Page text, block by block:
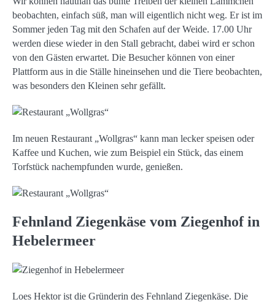
beobachten, einfach süß, man will eigentlich nicht weg. Er ist im
Sommer jeden Tag mit den Schafen auf der Weide. 17.00 Uhr
werden diese wieder in den Stall gebracht, dabei wird er schon
von den Gästen erwartet. Die Besucher können von einer
Plattform aus in die Ställe hineinsehen und die Tiere beobachten,
was besonders den Kleinen sehr gefällt.
Im neuen Restaurant „Wollgras“ kann man lecker speisen oder
Kaffee und Kuchen, wie zum Beispiel ein Stück, das einem
Torfstück nachempfunden wurde, genießen.
Fehnland Ziegenkäse vom Ziegenhof in
Hebelermeer
Loes Hektor ist die Gründerin des Fehnland Ziegenkäse. Die